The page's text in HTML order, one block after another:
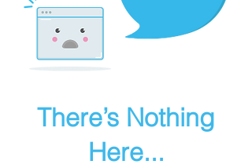
There’s Nothing
Here...